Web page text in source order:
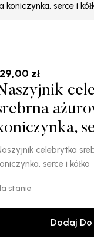
serce i
zł
celebrytka
serce i kółko
stanie
Dodaj Do